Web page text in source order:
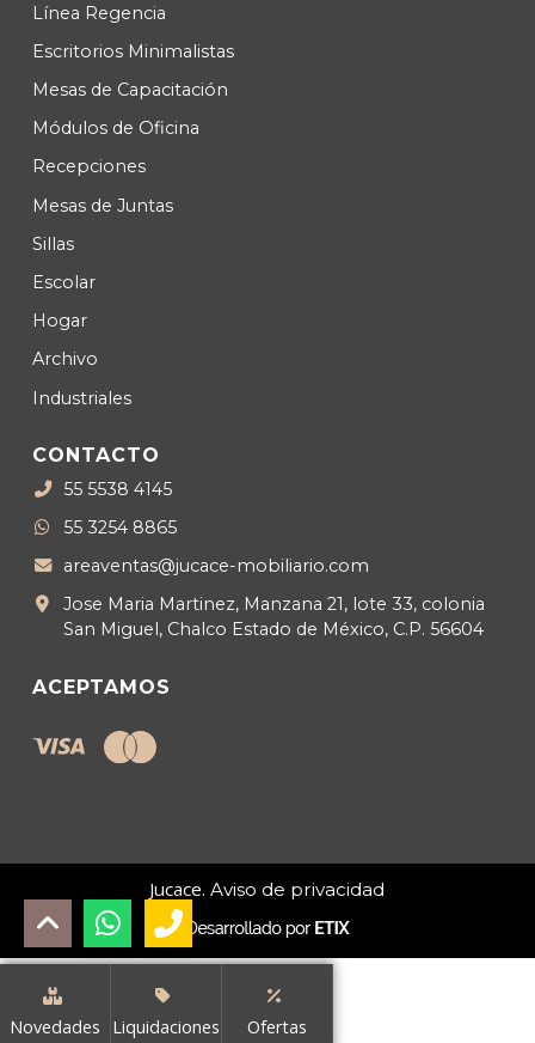
Novedades Liquidaciones Ofertas
Lí­nea Regencia
Escritorios Minimalistas
Mesas de Capacitación
Módulos de Oficina
Recepciones
Mesas de Juntas
Sillas
Escolar
Hogar
Archivo
Industriales
CONTACTO
55 5538 4145
55 3254 8865
areaventas@jucace-mobiliario.com
Jose Maria Martinez, Manzana 21, lote 33, colonia
San Miguel, Chalco Estado de México, C.P. 56604
ACEPTAMOS
Jucace.Aviso de privacidad